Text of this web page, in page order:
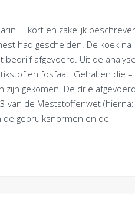
– kort en zakelijk
had gescheiden. De koek na
afgevoerd. Uit de
en fosfaat. Gehalten die –
gekomen. De drie
van de Meststoffenwet (hierna:
de gebruiksnormen en de